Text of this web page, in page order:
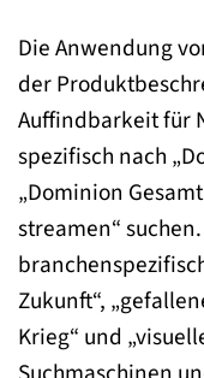
Die Anwendung
der
Auffindbarkeit für
spezifisch nach
„Dominion
streamen“
Zukunft“,
Krieg“ und